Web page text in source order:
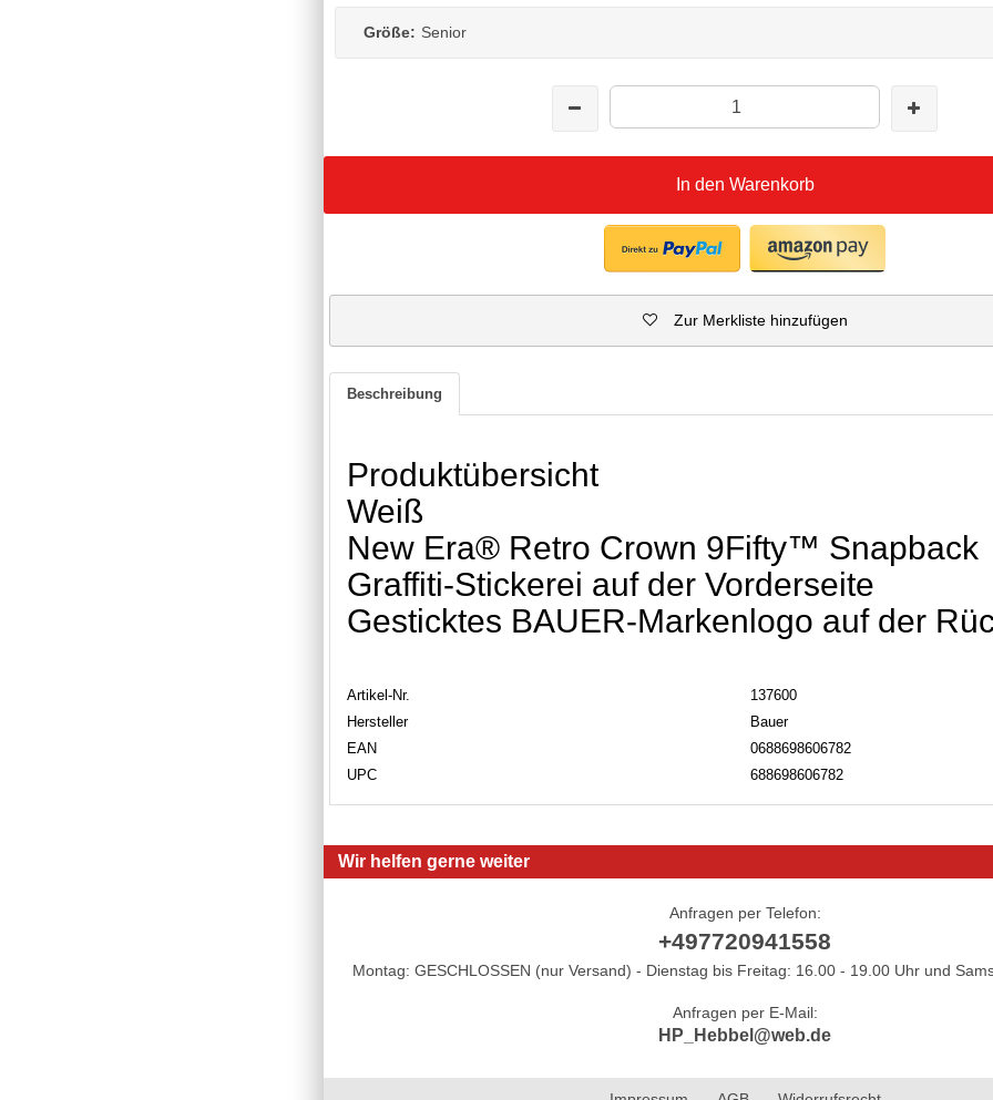
Größe: Senior
In den Warenkorb
Zur Merkliste hinzufügen
Beschreibung
Produktübersicht
Weiß
New Era® Retro Crown 9Fifty™ Snapback
Graffiti-Stickerei auf der Vorderseite
Gesticktes BAUER-Markenlogo auf der
Artikel-Nr.
137600
Hersteller
Bauer
EAN
0688698606782
UPC
688698606782
Wir helfen gerne weiter
Anfragen per Telefon:
+497720941558
Montag: GESCHLOSSEN (nur Versand) - Dienstag bis Freitag: 16.00 - 19.00 Uhr und
Anfragen per E-Mail:
HP_Hebbel@web.de